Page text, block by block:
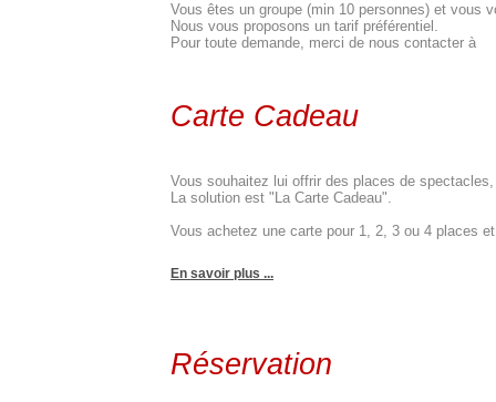
Vous êtes un groupe (min 10 personnes) et vous
Nous vous proposons un tarif préférentiel.
Pour toute demande, merci de nous contacter à
Vous souhaitez lui offrir des places de
La solution est "La Carte Cadeau".
Vous achetez une carte pour 1, 2, 3 ou 4 places
Carte Cadeau
En savoir plus ...
Réservation